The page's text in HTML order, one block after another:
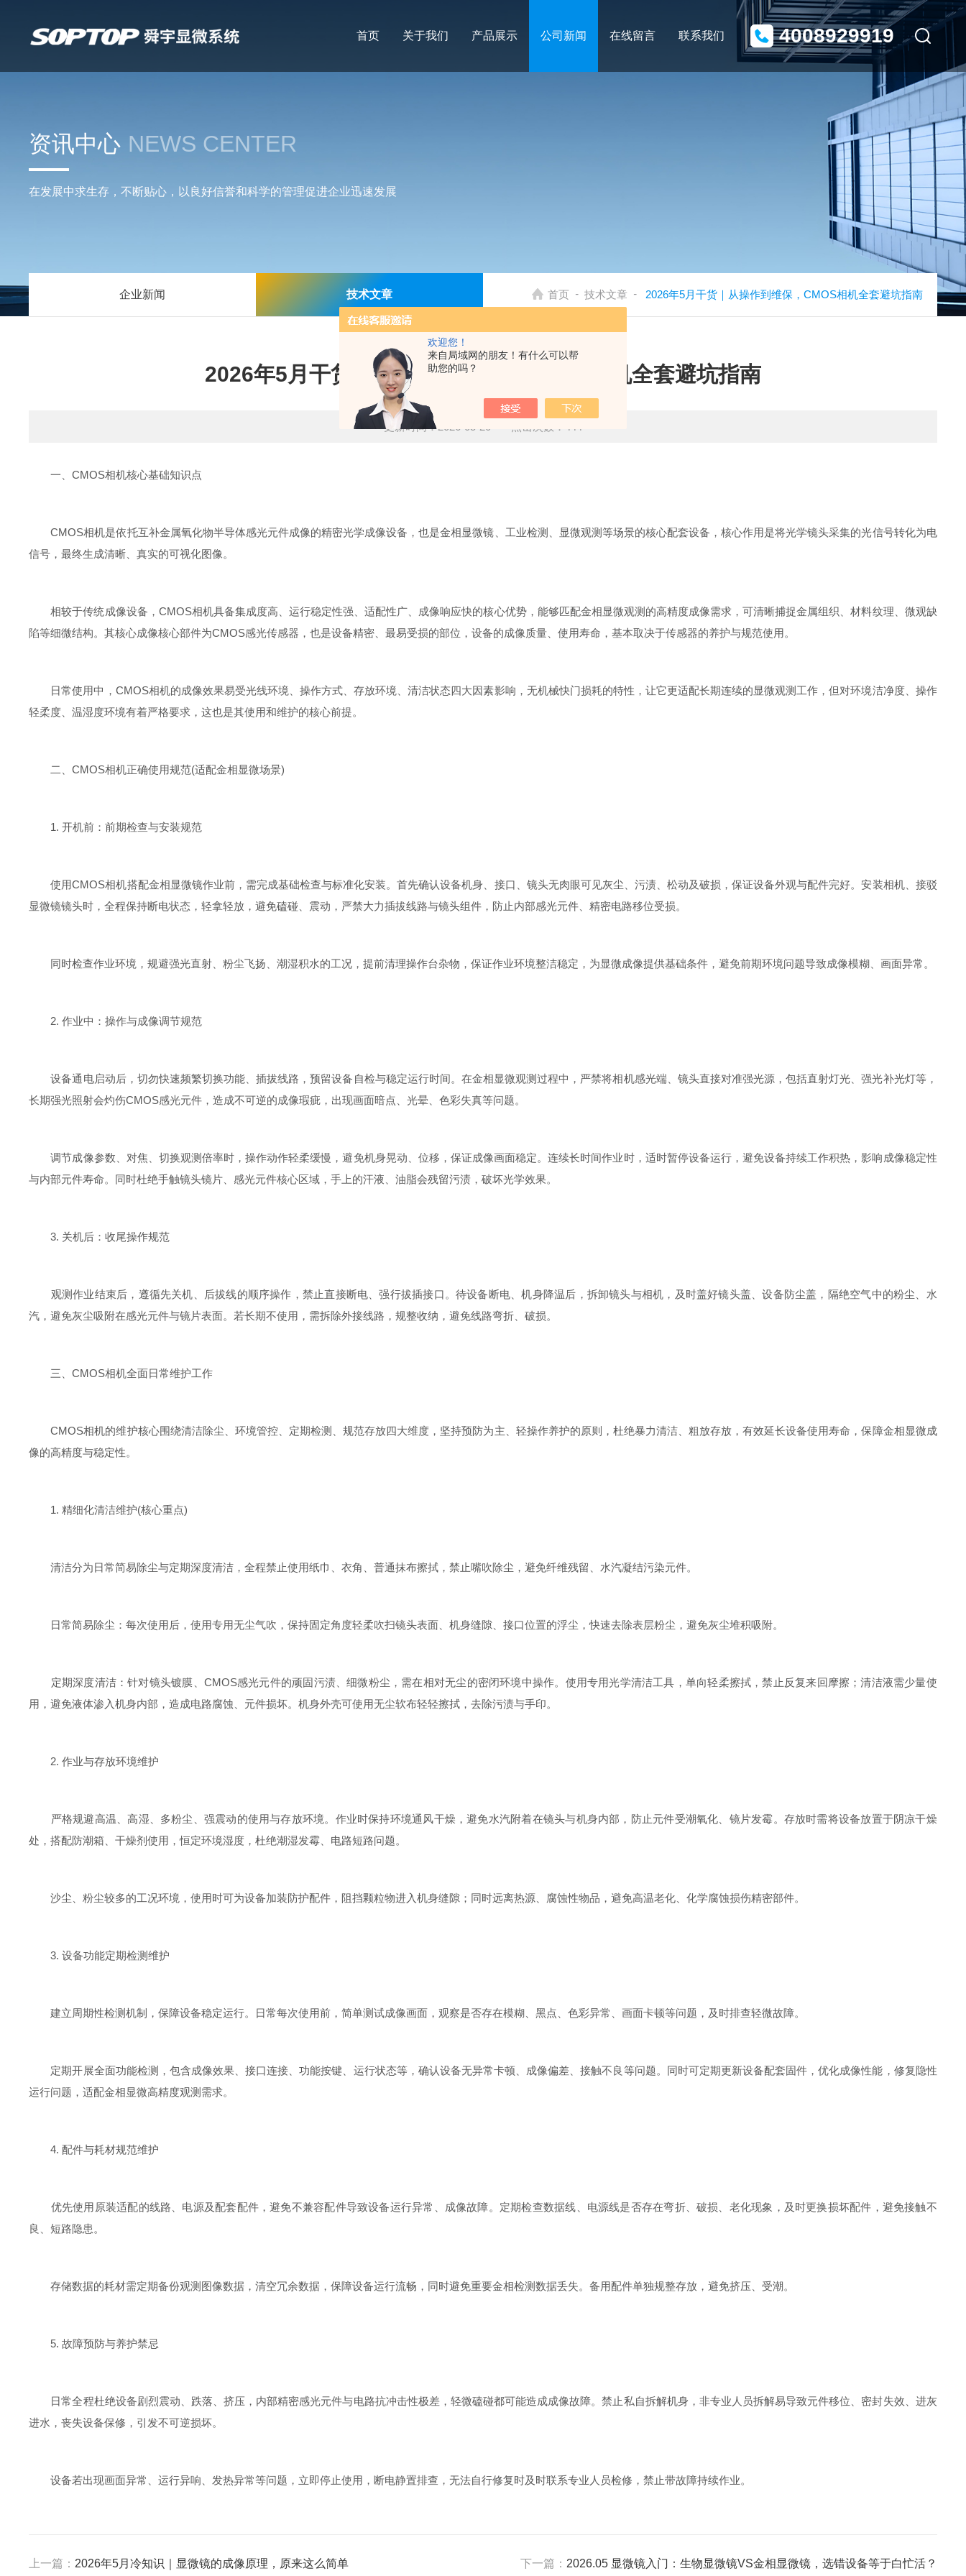
欢迎您！
来自局域网的朋友！有什么可以帮
助您的吗？
4008929919
首页 关于我们 产品展示 公司新闻 在线留言 联系我们
资讯中心 NEWS CENTER
在发展中求生存，不断贴心，以良好信誉和科学的管理促进企业迅速发展
首页 - 技术文章 - 2026年5月干货｜从操作到维保，CMOS相机全套避坑指南
企业新闻 技术文章
2026年5月干货｜从操作到维保，CMOS相机全套避坑指南
更新时间：2026-05-20 点击次数：444
一、CMOS相机核心基础知识点
CMOS相机是依托互补金属氧化物半导体感光元件成像的精密光学成像设备，也是金相显微镜、工业检测、显微观测等场景的核心配套设备，核心作用是将光学镜头采集的光信号转化为电
信号，最终生成清晰、真实的可视化图像。
相较于传统成像设备，CMOS相机具备集成度高、运行稳定性强、适配性广、成像响应快的核心优势，能够匹配金相显微观测的高精度成像需求，可清晰捕捉金属组织、材料纹理、微观缺
陷等细微结构。其核心成像核心部件为CMOS感光传感器，也是设备精密、最易受损的部位，设备的成像质量、使用寿命，基本取决于传感器的养护与规范使用。
日常使用中，CMOS相机的成像效果易受光线环境、操作方式、存放环境、清洁状态四大因素影响，无机械快门损耗的特性，让它更适配长期连续的显微观测工作，但对环境洁净度、操作
轻柔度、温湿度环境有着严格要求，这也是其使用和维护的核心前提。
二、CMOS相机正确使用规范(适配金相显微场景)
1. 开机前：前期检查与安装规范
使用CMOS相机搭配金相显微镜作业前，需完成基础检查与标准化安装。首先确认设备机身、接口、镜头无肉眼可见灰尘、污渍、松动及破损，保证设备外观与配件完好。安装相机、接驳
显微镜镜头时，全程保持断电状态，轻拿轻放，避免磕碰、震动，严禁大力插拔线路与镜头组件，防止内部感光元件、精密电路移位受损。
同时检查作业环境，规避强光直射、粉尘飞扬、潮湿积水的工况，提前清理操作台杂物，保证作业环境整洁稳定，为显微成像提供基础条件，避免前期环境问题导致成像模糊、画面异常。
2. 作业中：操作与成像调节规范
设备通电启动后，切勿快速频繁切换功能、插拔线路，预留设备自检与稳定运行时间。在金相显微观测过程中，严禁将相机感光端、镜头直接对准强光源，包括直射灯光、强光补光灯等，
长期强光照射会灼伤CMOS感光元件，造成不可逆的成像瑕疵，出现画面暗点、光晕、色彩失真等问题。
调节成像参数、对焦、切换观测倍率时，操作动作轻柔缓慢，避免机身晃动、位移，保证成像画面稳定。连续长时间作业时，适时暂停设备运行，避免设备持续工作积热，影响成像稳定性
与内部元件寿命。同时杜绝手触镜头镜片、感光元件核心区域，手上的汗液、油脂会残留污渍，破坏光学效果。
3. 关机后：收尾操作规范
观测作业结束后，遵循先关机、后拔线的顺序操作，禁止直接断电、强行拔插接口。待设备断电、机身降温后，拆卸镜头与相机，及时盖好镜头盖、设备防尘盖，隔绝空气中的粉尘、水
汽，避免灰尘吸附在感光元件与镜片表面。若长期不使用，需拆除外接线路，规整收纳，避免线路弯折、破损。
三、CMOS相机全面日常维护工作
CMOS相机的维护核心围绕清洁除尘、环境管控、定期检测、规范存放四大维度，坚持预防为主、轻操作养护的原则，杜绝暴力清洁、粗放存放，有效延长设备使用寿命，保障金相显微成
像的高精度与稳定性。
1. 精细化清洁维护(核心重点)
清洁分为日常简易除尘与定期深度清洁，全程禁止使用纸巾、衣角、普通抹布擦拭，禁止嘴吹除尘，避免纤维残留、水汽凝结污染元件。
日常简易除尘：每次使用后，使用专用无尘气吹，保持固定角度轻柔吹扫镜头表面、机身缝隙、接口位置的浮尘，快速去除表层粉尘，避免灰尘堆积吸附。
定期深度清洁：针对镜头镀膜、CMOS感光元件的顽固污渍、细微粉尘，需在相对无尘的密闭环境中操作。使用专用光学清洁工具，单向轻柔擦拭，禁止反复来回摩擦；清洁液需少量使
用，避免液体渗入机身内部，造成电路腐蚀、元件损坏。机身外壳可使用无尘软布轻轻擦拭，去除污渍与手印。
2. 作业与存放环境维护
严格规避高温、高湿、多粉尘、强震动的使用与存放环境。作业时保持环境通风干燥，避免水汽附着在镜头与机身内部，防止元件受潮氧化、镜片发霉。存放时需将设备放置于阴凉干燥
处，搭配防潮箱、干燥剂使用，恒定环境湿度，杜绝潮湿发霉、电路短路问题。
沙尘、粉尘较多的工况环境，使用时可为设备加装防护配件，阻挡颗粒物进入机身缝隙；同时远离热源、腐蚀性物品，避免高温老化、化学腐蚀损伤精密部件。
3. 设备功能定期检测维护
建立周期性检测机制，保障设备稳定运行。日常每次使用前，简单测试成像画面，观察是否存在模糊、黑点、色彩异常、画面卡顿等问题，及时排查轻微故障。
定期开展全面功能检测，包含成像效果、接口连接、功能按键、运行状态等，确认设备无异常卡顿、成像偏差、接触不良等问题。同时可定期更新设备配套固件，优化成像性能，修复隐性
运行问题，适配金相显微高精度观测需求。
4. 配件与耗材规范维护
优先使用原装适配的线路、电源及配套配件，避免不兼容配件导致设备运行异常、成像故障。定期检查数据线、电源线是否存在弯折、破损、老化现象，及时更换损坏配件，避免接触不
良、短路隐患。
存储数据的耗材需定期备份观测图像数据，清空冗余数据，保障设备运行流畅，同时避免重要金相检测数据丢失。备用配件单独规整存放，避免挤压、受潮。
5. 故障预防与养护禁忌
日常全程杜绝设备剧烈震动、跌落、挤压，内部精密感光元件与电路抗冲击性极差，轻微磕碰都可能造成成像故障。禁止私自拆解机身，非专业人员拆解易导致元件移位、密封失效、进灰
进水，丧失设备保修，引发不可逆损坏。
设备若出现画面异常、运行异响、发热异常等问题，立即停止使用，断电静置排查，无法自行修复时及时联系专业人员检修，禁止带故障持续作业。
上一篇： 2026年5月冷知识｜显微镜的成像原理，原来这么简单 下一篇： 2026.05 显微镜入门：生物显微镜VS金相显微镜，选错设备等于白忙活？